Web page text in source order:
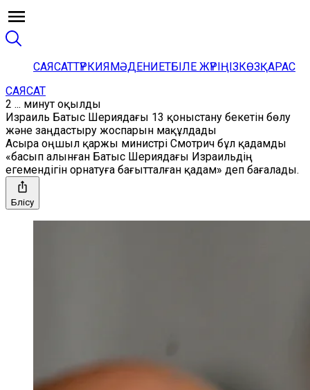
САЯСАТТҮРКИЯМӘДЕНИЕТБІЛЕ ЖҮРІҢІЗКӨЗҚАРАС
САЯСАТ
2 ... минут оқылды
Израиль Батыс Шериядағы 13 қоныстану бекетін бөлу
және заңдастыру жоспарын мақұлдады
Асыра оңшыл қаржы министрі Смотрич бұл қадамды
«басып алынған Батыс Шериядағы Израильдің
егемендігін орнатуға бағытталған қадам» деп бағалады.
Бөлісу